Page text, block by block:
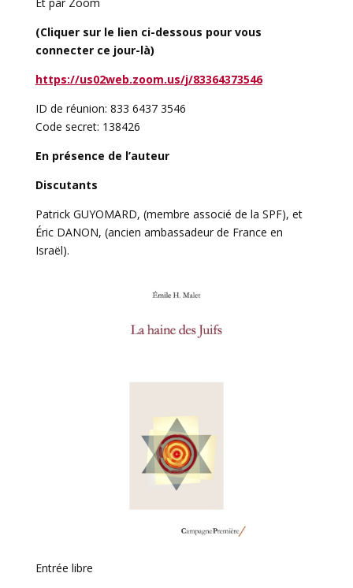
(Cliquer sur le lien ci-dessous pour vous
connecter ce jour-là)
https://us02web.zoom.us/j/83364373546
ID de réunion: 833 6437 3546
Code secret: 138426
En présence de l’auteur
Discutants
Patrick GUYOMARD, (membre associé de la SPF), et
Éric DANON, (ancien ambassadeur de France en
Israël).
Entrée libre